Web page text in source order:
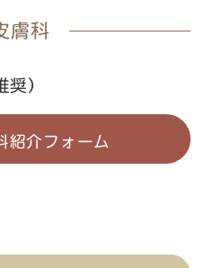
膚科
奨）
紹介フォーム